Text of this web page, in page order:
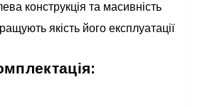
конструкція та масивність
якість його експлуатації